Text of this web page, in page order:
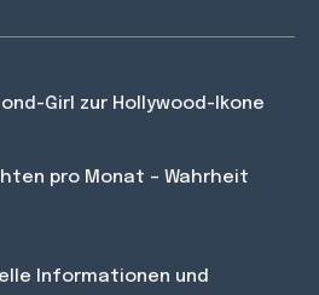
Girl zur Hollywood-Ikone
pro Monat – Wahrheit
Informationen und